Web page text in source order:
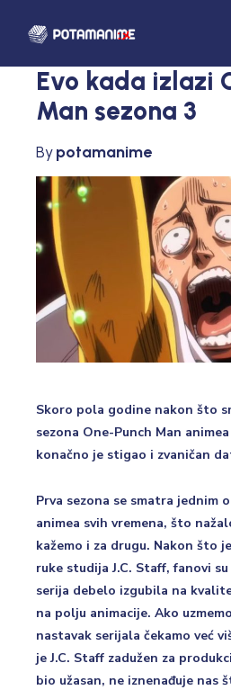
Evo kada izlazi
Man sezona 3
Bypotamanime
Skoro pola godine nakon što
sezona One-Punch Man
konačno je stigao i zvaničan
Prva sezona se smatra jednim
animea svih vremena, što
kažemo i za drugu. Nakon što
ruke studija J.C. Staff, fanovi
serija debelo izgubila na
na polju animacije. Ako
nastavak serijala čekamo već
je J.C. Staff zadužen za
bio užasan, ne iznenađuje nas